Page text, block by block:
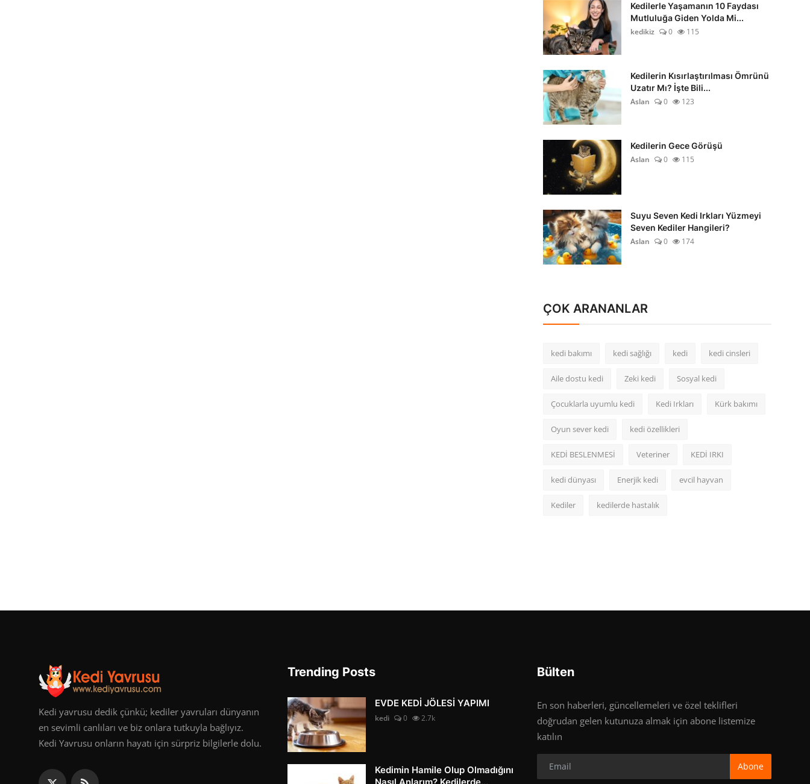
Kedilerle Yaşamanın 10 Faydası
Mutluluğa Giden Yolda Mi...
kedikiz
0 115
Kedilerin Kısırlaştırılması Ömrünü
Uzatır Mı? İşte Bili...
Aslan
0 123
Kedilerin Gece Görüşü
Aslan
0 115
Suyu Seven Kedi Irkları Yüzmeyi
Seven Kediler Hangileri?
Aslan
0 174
ÇOK ARANANLAR
kedi bakımı kedi sağlığı kedi kedi cinsleri
Aile dostu kedi Zeki kedi Sosyal kedi
Çocuklarla uyumlu kedi Kedi Irkları Kürk bakımı
Oyun sever kedi kedi özellikleri
KEDİ BESLENMESİ Veteriner KEDİ IRKI
kedi dünyası Enerjik kedi evcil hayvan
Kediler kedilerde hastalık
Kedi yavrusu dedik çünkü; kediler yavruları dünyanın
en sevimli canlıları ve biz onlara tutkuyla bağlıyız.
Kedi Yavrusu onların hayatı için sürpriz bilgilerle dolu.
Trending Posts
EVDE KEDİ JÖLESİ YAPIMI
kedi 0 2.7k
Kedimin Hamile Olup Olmadığını
Bülten
En son haberleri, güncellemeleri ve özel teklifleri
doğrudan gelen kutunuza almak için abone listemize
katılın
Abone